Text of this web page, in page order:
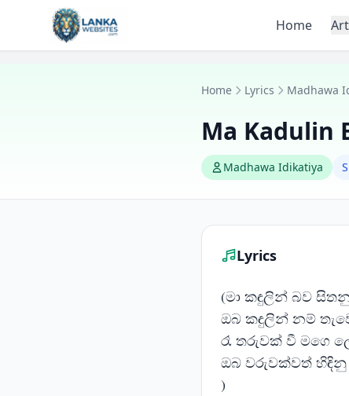
Skip to content
Home
Home Lyrics Madhawa
Ma Kadulin
Madhawa Idikatiya
Lyrics
(මා කඳුලින් බව සිතනු
ඔබ කඳුලින් නම්
රෑ තරුවක් වී මගෙ
ඔබ වරුවක්වත් හිඳිනු
)